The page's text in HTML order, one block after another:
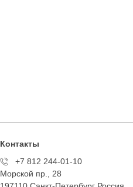
Контакты
+7 812 244-01-10
Морской пр., 28